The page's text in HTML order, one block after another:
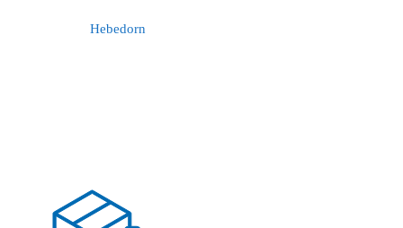
Hebedorn